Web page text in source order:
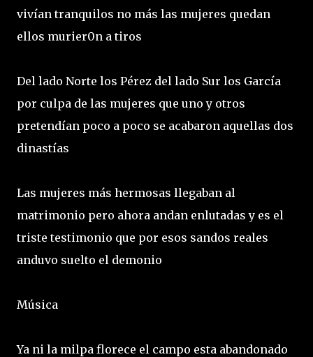
vivían tranquilos no más las mujeres quedan
ellos murier0n a tiros
Del lado Norte los Pérez del lado Sur los García
por culpa de las mujeres que uno y otros
pretendían poco a poco se acabaron aquellas dos
dinastías
Las mujeres más hermosas llegaban al
matrimonio pero ahora andan enlutadas y es el
triste testimonio que por esos sandos reales
anduvo suelto el demonio
Música
Ya ni la milpa florece el campo esta abandonado